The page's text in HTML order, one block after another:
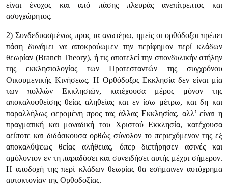
είναι ένοχος και από πάσης πλευράς ανεπίτρεπτος και
ασυγχώρητος.
2) Συνδεδυασμένως προς τα ανωτέρω, ημείς οι ορθόδοξοι πρέπει
πάση δυνάμει να αποκρούωμεν την περίφημον περί κλάδων
θεωρίαν (Branch Theory), ή τις αποτελεί την σπονδυλικήν στήλην
της εκκλησιολογίας των Προτεσταντών της συγχρόνου
Οικουμενικής Κινήσεως. Η Ορθόδοξος Εκκλησία δεν είναι μία
των πολλών Εκκλησιών, κατέχουσα μέρος μόνον της
αποκαλυφθείσης θείας αληθείας και εν ίσω μέτρω, και δη και
παραλλήλως φερομένη προς τας άλλας Εκκλησίας, αλλ’ είναι η
πραγματική και μοναδική του Χριστού Εκκλησία, κατέχουσα
αείποτε και διδάσκουσα ορθώς σύνολον το περιεχόμενον της εξ
αποκαλύψεως θείας αλήθειας, όπερ διετήρησεν ασινές και
αμόλυντον εν τη παραδόσει και συνειδήσει αυτής μέχρι σήμερον.
Η αποδοχή της περί κλάδων θεωρίας θα εσήμαινεν αυτόχρημα
αυτοκτονίαν της Ορθοδοξίας.